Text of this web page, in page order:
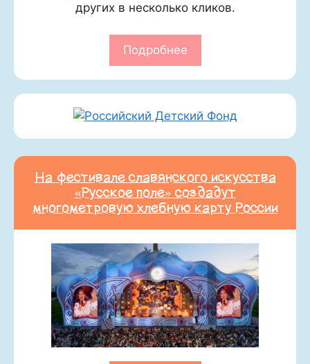
других в несколько кликов.
Подробнее
На фестивале славянского искусства
«Русское поле» создадут
многометровую хлебную карту России